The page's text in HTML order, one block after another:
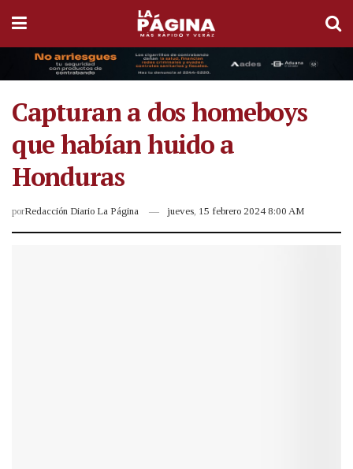
Capturan a dos homeboys
que habían huido a
Honduras
porRedacción Diario La Página jueves, 15 febrero 2024 8:00 AM